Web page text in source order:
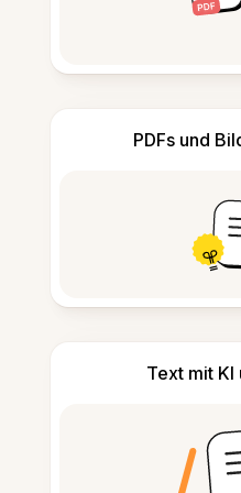
PDFs und
Text mit KI